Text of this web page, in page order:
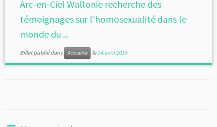
Arc-en-Ciel Wallonie recherche des
témoignages sur l’homosexualité dans le
monde du ...
Billet publié dans Actualité le24 avril 2015